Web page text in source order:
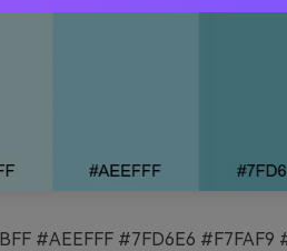
#AEEFFF #7FD6E6 #F7FAF9